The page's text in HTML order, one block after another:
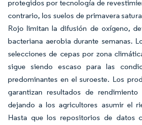
protegidos por tecnología de
contrario, los suelos de primavera
Rojo limitan la difusión de oxígeno,
bacteriana aerobia durante semanas.
selecciones de cepas por zona
sigue siendo escaso para las
predominantes en el suroeste. Los
garantizan resultados de
dejando a los agricultores asumir el
Hasta que los repositorios de datos